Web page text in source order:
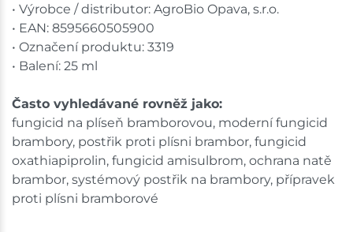
• Výrobce / distributor: AgroBio Opava, s.r.o.
• EAN: 8595660505900
• Označení produktu: 3319
• Balení: 25 ml
Často vyhledávané rovněž jako:
fungicid na plíseň bramborovou, moderní fungicid
brambory, postřik proti plísni brambor, fungicid
oxathiapiprolin, fungicid amisulbrom, ochrana natě
brambor, systémový postřik na brambory, přípravek
proti plísni bramborové